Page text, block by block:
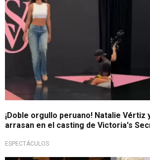
¡Doble orgullo peruano! Natalie Vértiz
arrasan en el casting de Victoria's
ESPECTÁCULOS